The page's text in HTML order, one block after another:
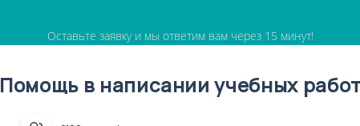
Оставьте заявку и мы ответим вам через 15 минут!
Помощь в написании учебных